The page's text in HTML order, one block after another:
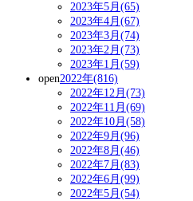
2023年5月(65)
2023年4月(67)
2023年3月(74)
2023年2月(73)
2023年1月(59)
open2022年(816)
2022年12月(73)
2022年11月(69)
2022年10月(58)
2022年9月(96)
2022年8月(46)
2022年7月(83)
2022年6月(99)
2022年5月(54)